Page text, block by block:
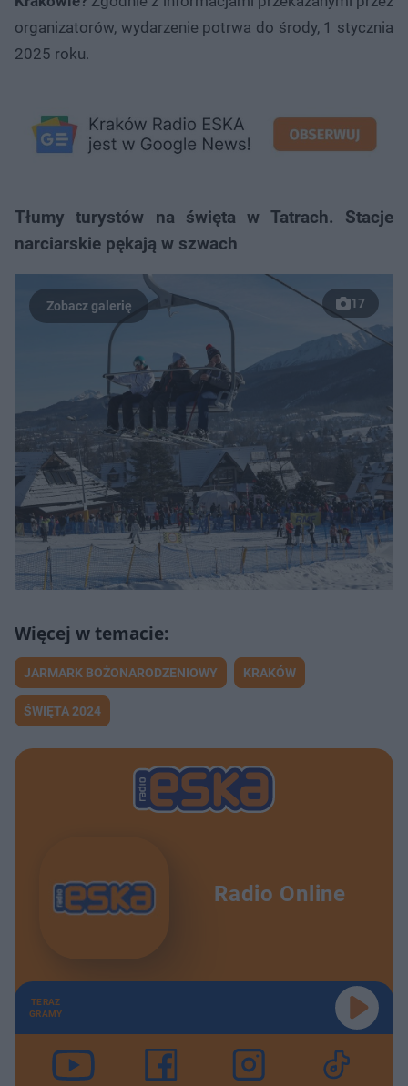
organizatorów, wydarzenie potrwa do środy, 1 stycznia
2025 roku.
Tłumy turystów na święta w Tatrach. Stacje
narciarskie pękają w szwach
17
JARMARK BOŻONARODZENIOWY KRAKÓW
ŚWIĘTA 2024
Radio Online
TERAZ
GRAMY